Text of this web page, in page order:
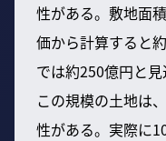
性がある。敷地面
価から計算すると
では約250億円と見
この規模の土地は
性がある。実際に